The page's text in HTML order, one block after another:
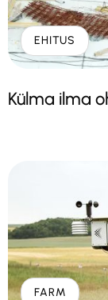
EHITUS
Külma ilma
FARM